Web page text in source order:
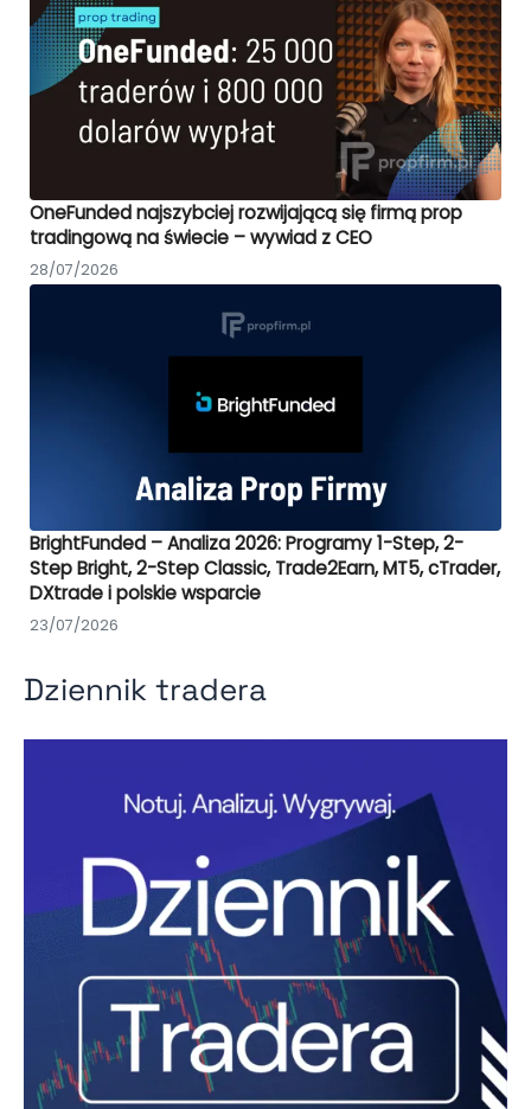
OneFunded najszybciej rozwijającą się firmą prop
tradingową na świecie – wywiad z CEO
28/07/2026
BrightFunded – Analiza 2026: Programy 1-Step, 2-
Step Bright, 2-Step Classic, Trade2Earn, MT5, cTrader,
DXtrade i polskie wsparcie
23/07/2026
Dziennik tradera